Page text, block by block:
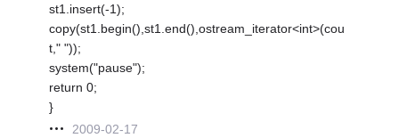
st1.insert(-1);
copy(st1.begin(),st1.end(),ostream_iterator<int>(cou
t," "));
system("pause");
return 0;
}
2009-02-17